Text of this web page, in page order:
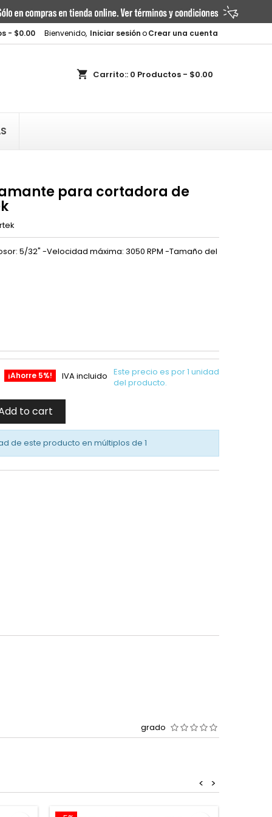
Bienvenido, Iniciar sesiónoCrear una cuenta
- $0.00
shopping_cart Carrito:: 0 Productos - $0.00
para cortadora de
5/32" -Velocidad máxima: 3050 RPM -Tamaño del
¡Ahorre 5%! IVA incluido Este precio es por 1 unidad
del producto.
to cart
de este producto en múltiplos de 1
grado
>
<